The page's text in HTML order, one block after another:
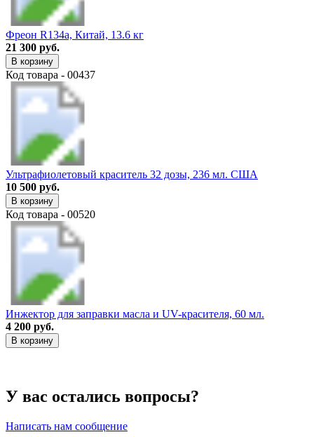
Фреон R134a, Китай, 13.6 кг
21 300 руб.
В корзину
Код товара - 00437
Ультрафиолетовый краситель 32 дозы, 236 мл. США
10 500 руб.
В корзину
Код товара - 00520
Инжектор для заправки масла и UV-красителя, 60 мл.
4 200 руб.
В корзину
У вас остались вопросы?
Написать нам сообщение